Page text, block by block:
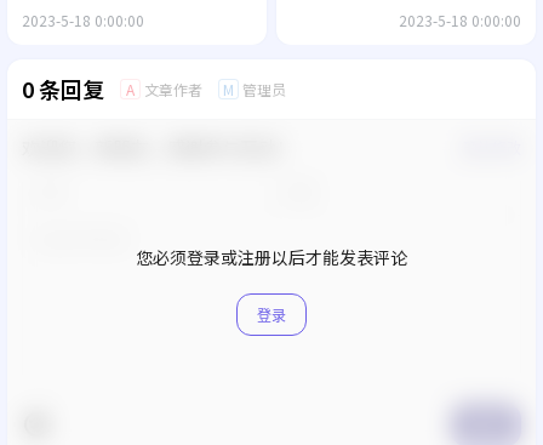
2023-5-18 0:00:00 2023-5-18 0:00:00
0 条回复 A 文章作者 M 管理员
您必须登录或注册以后才能发表评论
登录